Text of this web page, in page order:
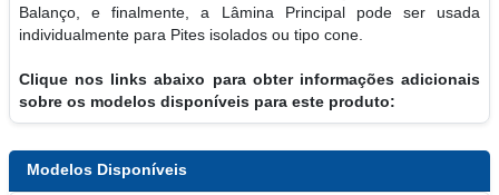
Balanço, e finalmente, a Lâmina Principal pode ser usada
individualmente para Pites isolados ou tipo cone.
Clique nos links abaixo para obter informações adicionais
sobre os modelos disponíveis para este produto:
Modelos Disponíveis